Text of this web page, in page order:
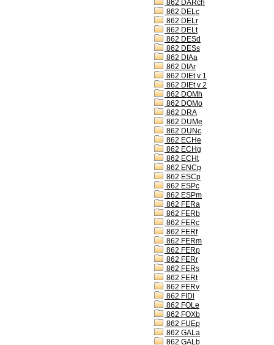
862 DARch
862 DELc
862 DELr
862 DELt
862 DESd
862 DESs
862 DIAa
862 DIAr
862 DIEt v 1
862 DIEt v 2
862 DOMh
862 DOMo
862 DRA
862 DUMe
862 DUNc
862 ECHe
862 ECHg
862 ECHt
862 ENCp
862 ESCp
862 ESPc
862 ESPm
862 FERa
862 FERb
862 FERc
862 FERf
862 FERm
862 FERp
862 FERr
862 FERs
862 FERt
862 FERv
862 FIDl
862 FOLe
862 FOXb
862 FUEp
862 GALa
862 GALb